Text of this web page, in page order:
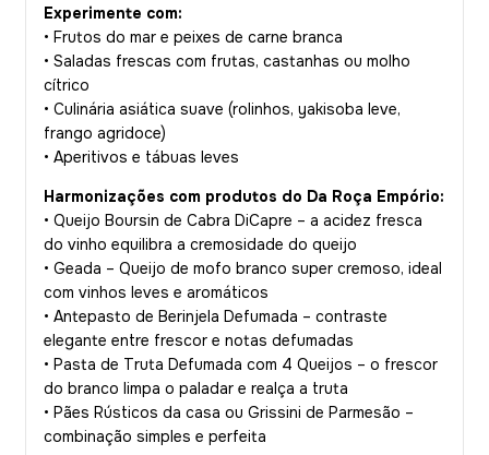
Experimente com:
• Frutos do mar e peixes de carne branca
• Saladas frescas com frutas, castanhas ou molho
cítrico
• Culinária asiática suave (rolinhos, yakisoba leve,
frango agridoce)
• Aperitivos e tábuas leves
Harmonizações com produtos do Da Roça Empório:
• Queijo Boursin de Cabra DiCapre – a acidez fresca
do vinho equilibra a cremosidade do queijo
• Geada – Queijo de mofo branco super cremoso, ideal
com vinhos leves e aromáticos
• Antepasto de Berinjela Defumada – contraste
elegante entre frescor e notas defumadas
• Pasta de Truta Defumada com 4 Queijos – o frescor
do branco limpa o paladar e realça a truta
• Pães Rústicos da casa ou Grissini de Parmesão –
combinação simples e perfeita